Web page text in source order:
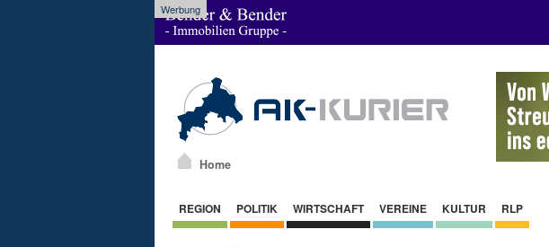
Werbung
Home
REGION POLITIK WIRTSCHAFT VEREINE KULTUR RLP